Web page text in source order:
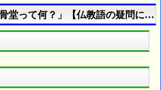
堂って何？」【仏教語の疑問に答